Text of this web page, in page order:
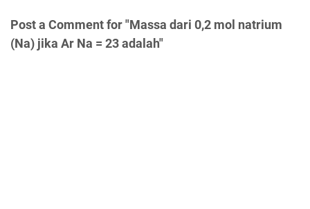
Post a Comment for "Massa dari 0,2 mol natrium
(Na) jika Ar Na = 23 adalah"